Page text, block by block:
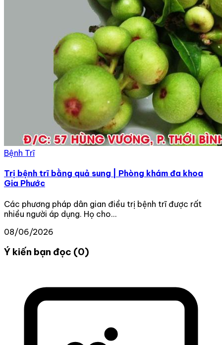
Bệnh Trĩ
Trị bệnh trĩ bằng quả sung | Phòng khám đa khoa
Gia Phước
Các phương pháp dân gian điều trị bệnh trĩ được rất
nhiều người áp dụng. Họ cho...
08/06/2026
Ý kiến bạn đọc (0)